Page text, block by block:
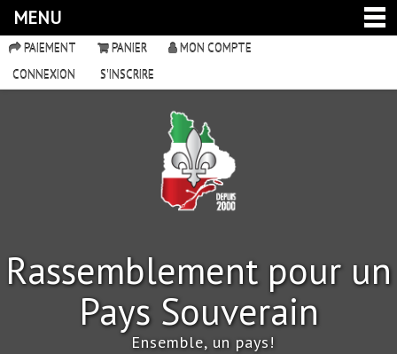
MENU
PAIEMENT PANIER
MON COMPTE
CONNEXION
S'INSCRIRE
Rassemblement pour un
Pays Souverain
Ensemble, un pays!